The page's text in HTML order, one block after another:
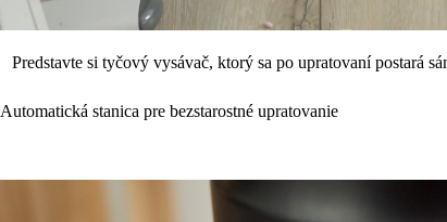
Predstavte si tyčový vysávač, ktorý sa po upratovaní postará
Automatická stanica pre bezstarostné upratovanie